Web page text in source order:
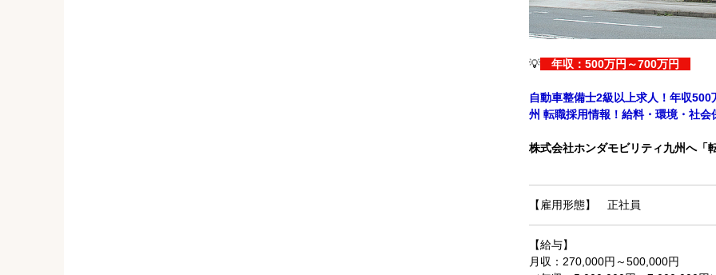
💡 年収：500万円～700万円
自動車整備士2級以上求人！年収
州 転職採用情報！給料・環境・社会
株式会社ホンダモビリティ九州へ「
【雇用形態】 正社員
【給与】
月収：270,000円～500,000円